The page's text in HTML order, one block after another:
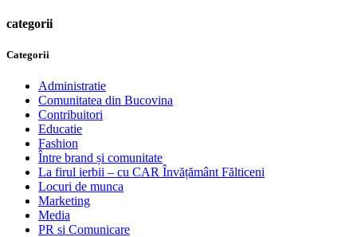
categorii
Categorii
Administratie
Comunitatea din Bucovina
Contribuitori
Educatie
Fashion
Între brand și comunitate
La firul ierbii – cu CAR Învățământ Fălticeni
Locuri de munca
Marketing
Media
PR si Comunicare